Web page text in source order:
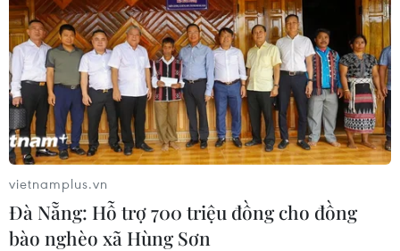
vietnamplus.vn
Đà Nẵng: Hỗ trợ 700 triệu đồng cho đồng
bào nghèo xã Hùng Sơn